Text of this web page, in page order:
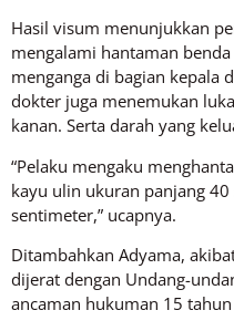
Hasil visum menunjukkan
mengalami hantaman
menganga di bagian kepala
dokter juga menemukan
kanan. Serta darah yang
“Pelaku mengaku
kayu ulin ukuran panjang
sentimeter,” ucapnya.
Ditambahkan Adyama,
dijerat dengan Undang-
ancaman hukuman 15